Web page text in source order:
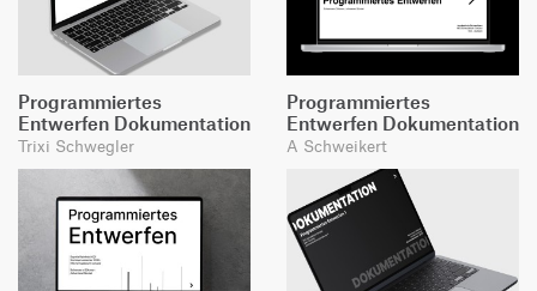
Programmiertes
Entwerfen Dokumentation
Trixi Schwegler
Programmiertes
Entwerfen Dokumentation
A Schweikert